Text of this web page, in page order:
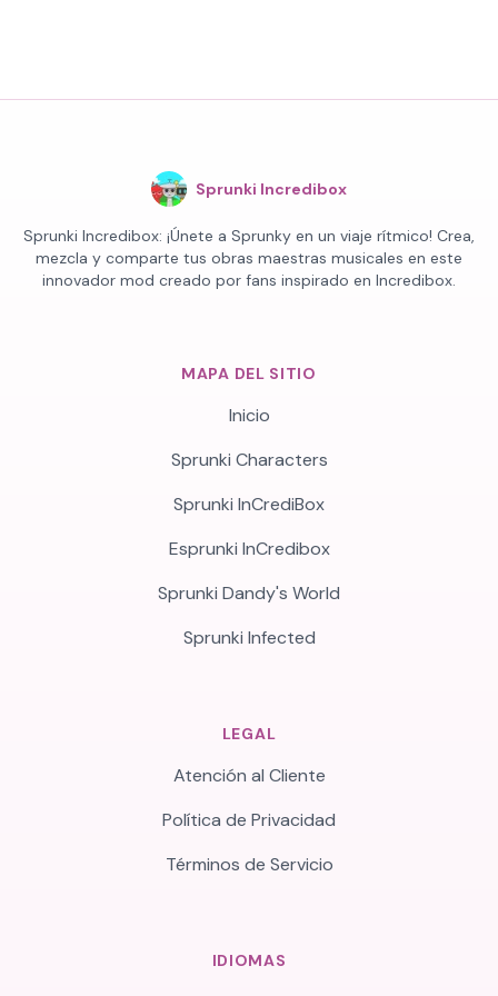
Sprunki Incredibox
Sprunki Incredibox: ¡Únete a Sprunky en un viaje rítmico! Crea,
mezcla y comparte tus obras maestras musicales en este
innovador mod creado por fans inspirado en Incredibox.
MAPA DEL SITIO
Inicio
Sprunki Characters
Sprunki InCrediBox
Esprunki InCredibox
Sprunki Dandy's World
Sprunki Infected
LEGAL
Atención al Cliente
Política de Privacidad
Términos de Servicio
IDIOMAS